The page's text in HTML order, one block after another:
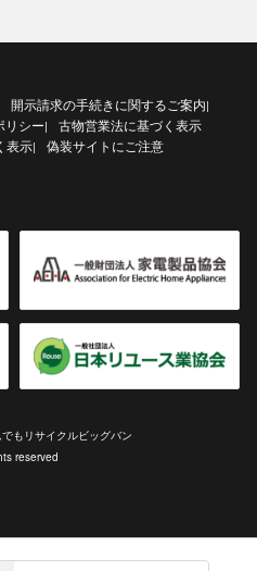
開示請求の手続きに関するご案内|
リシー|
古物営業法に基づく表示
表示| 偽装サイトにご注意
もリサイクルビッグバン
reserved